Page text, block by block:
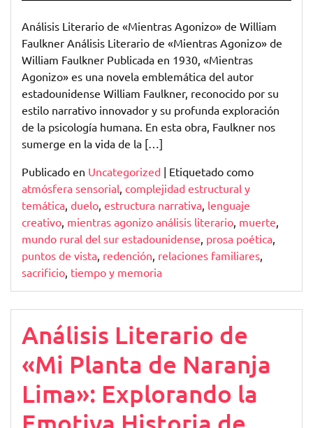
Análisis Literario de «Mientras Agonizo» de William
Faulkner Análisis Literario de «Mientras Agonizo» de
William Faulkner Publicada en 1930, «Mientras
Agonizo» es una novela emblemática del autor
estadounidense William Faulkner, reconocido por su
estilo narrativo innovador y su profunda exploración
de la psicología humana. En esta obra, Faulkner nos
sumerge en la vida de la […]
Publicado en Uncategorized | Etiquetado como
atmósfera sensorial complejidad estructural y
temática duelo estructura narrativa lenguaje
creativo mientras agonizo análisis literario muerte
mundo rural del sur estadounidense prosa poética
puntos de vista redención relaciones familiares
sacrificio tiempo y memoria
Análisis Literario de
«Mi Planta de Naranja
Lima»: Explorando la